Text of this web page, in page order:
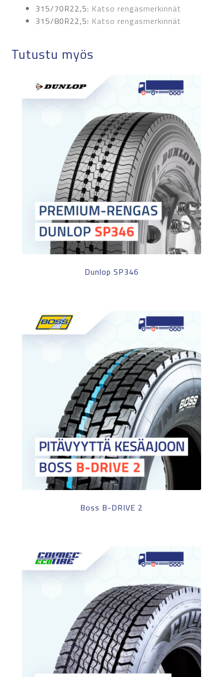
315/70R22,5: Katso rengasmerkinnät
315/80R22,5: Katso rengasmerkinnät
Tutustu myös
Dunlop SP346
Boss B-DRIVE 2